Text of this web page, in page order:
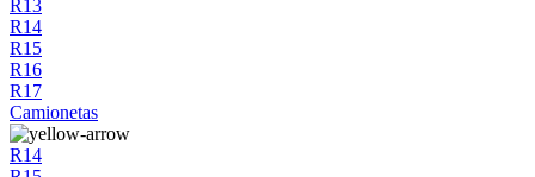
R13
R14
R15
R16
R17
Camionetas
R14